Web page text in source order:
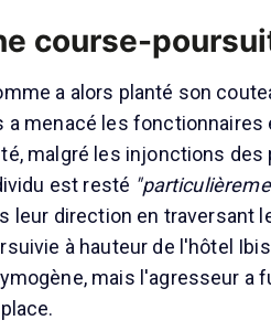
course-
a alors planté son
a menacé les
malgré les injonctions
est resté
leur direction en traversant
à hauteur de l'hôtel
mais l'agresseur a